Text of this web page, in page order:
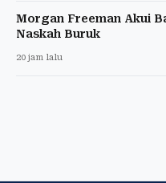
Morgan Freeman Akui
Naskah Buruk
20 jam lalu